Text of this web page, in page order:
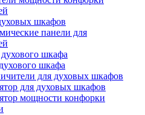
шкафов
панели для
шкафа
шкафа
для духовых шкафов
для духовых шкафов
мощности конфорки